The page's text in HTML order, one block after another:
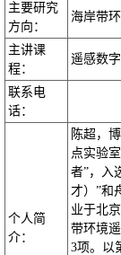
主要研究
方向：
海岸带
主讲课
程：
遥感数
联系电
话：
个人简
介：
陈超，
点实验
者”，入
才）”和
业于北
带环境
3项。以